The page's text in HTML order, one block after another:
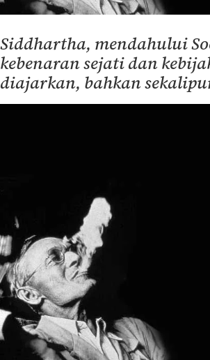
Siddhartha, mendahului
kebenaran sejati dan
diajarkan, bahkan